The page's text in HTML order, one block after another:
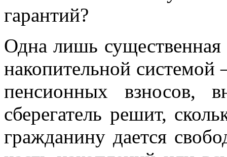
гарантий?
Одна лишь
накопительной системой
пенсионных взносов,
сберегатель решит,
гражданину дается